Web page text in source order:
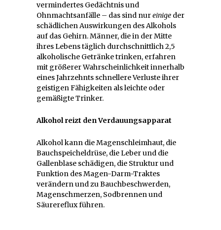
vermindertes Gedächtnis und
Ohnmachtsanfälle – das sind nureinige der
schädlichen Auswirkungen des Alkohols
auf das Gehirn. Männer, die in der Mitte
ihres Lebens täglich durchschnittlich 2,5
alkoholische Getränke trinken, erfahren
mit größerer Wahrscheinlichkeit innerhalb
eines Jahrzehnts schnellere Verluste ihrer
geistigen Fähigkeiten als leichte oder
gemäßigte Trinker.
Alkohol reizt den Verdauungsapparat
Alkohol kann die Magenschleimhaut, die
Bauchspeicheldrüse, die Leber und die
Gallenblase schädigen, die Struktur und
Funktion des Magen-Darm-Traktes
verändern und zu Bauchbeschwerden,
Magenschmerzen, Sodbrennen und
Säurereflux führen.